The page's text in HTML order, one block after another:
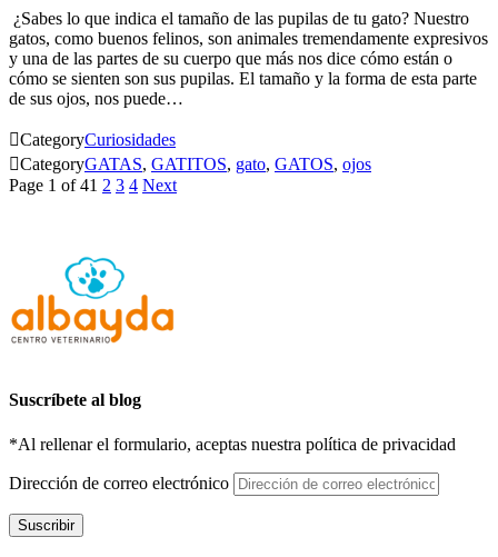
¿Sabes lo que indica el tamaño de las pupilas de tu gato? Nuestro
gatos, como buenos felinos, son animales tremendamente expresivos
y una de las partes de su cuerpo que más nos dice cómo están o
cómo se sienten son sus pupilas. El tamaño y la forma de esta parte
de sus ojos, nos puede…
CategoryCuriosidades
CategoryGATAS, GATITOS, gato, GATOS, ojos
Page 1 of 41 2 3 4 Next
Suscríbete al blog
*Al rellenar el formulario, aceptas nuestra política de privacidad
Dirección de correo electrónico
Suscribir